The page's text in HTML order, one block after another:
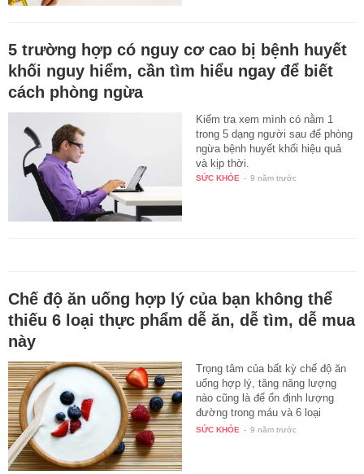
5 trường hợp có nguy cơ cao bị bệnh huyết
khối nguy hiểm, cần tìm hiểu ngay để biết
cách phòng ngừa
Kiểm tra xem mình có nằm 1
trong 5 dạng người sau để phòng
ngừa bệnh huyết khối hiệu quả
và kịp thời.
SỨC KHỎE - 9 năm trước
Chế độ ăn uống hợp lý của bạn không thể
thiếu 6 loại thực phẩm dễ ăn, dễ tìm, dễ mua
này
Trọng tâm của bất kỳ chế độ ăn
uống hợp lý, tăng năng lượng
nào cũng là để ổn định lượng
đường trong máu và 6 loại
thực…
SỨC KHỎE - 9 năm trước